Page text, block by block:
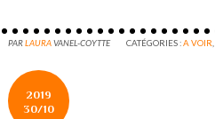
PARLAURAVANEL-COYTTE CATÉGORIES :A VOIR
2019
30/10